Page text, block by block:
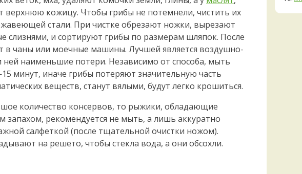
верхнюю кожицу. Чтобы грибы не потемнели, чистить их
стали. При чистке обрезают ножки, вырезают
слизнями, и сортируют грибы по размерам шляпок. После
в чаны или моечные машины. Лучшей является воздушно-
наименьшие потери. Независимо от способа, мыть
минут, иначе грибы потеряют значительную часть
веществ, станут вялыми, будут легко крошиться.
количество консервов, то рыжики, обладающие
запахом, рекомендуется не мыть, а лишь аккуратно
салфеткой (после тщательной очистки ножом).
на решето, чтобы стекла вода, а они обсохли.